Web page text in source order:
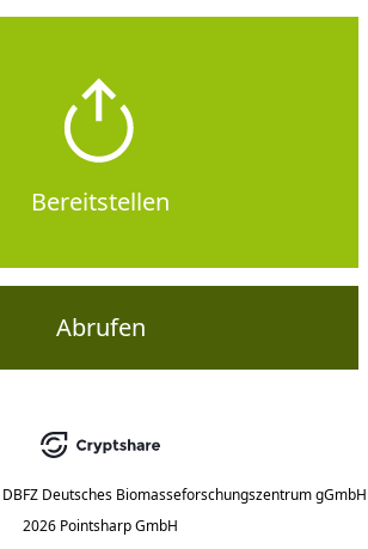
Bereitstellen
Abrufen
DBFZ Deutsches Biomasseforschungszentrum gGmbH
2026 Pointsharp GmbH